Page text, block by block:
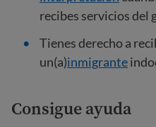
recibes servicios del
Tienes derecho a
un(a)inmigrante
Consigue ayuda